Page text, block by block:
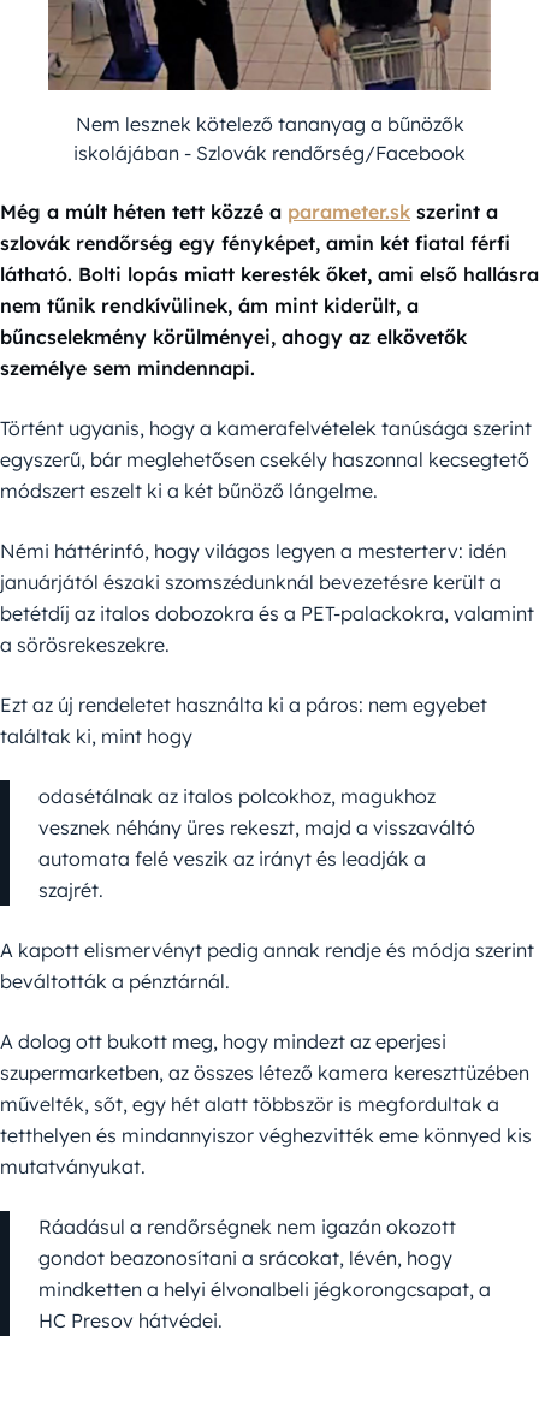
Nem lesznek kötelező tananyag a bűnözők
iskolájában - Szlovák rendőrség/Facebook
Még a múlt héten tett közzé a parameter.sk szerint a
szlovák rendőrség egy fényképet, amin két fiatal férfi
látható. Bolti lopás miatt keresték őket, ami első hallásra
nem tűnik rendkívülinek, ám mint kiderült, a
bűncselekmény körülményei, ahogy az elkövetők
személye sem mindennapi.
Történt ugyanis, hogy a kamerafelvételek tanúsága szerint
egyszerű, bár meglehetősen csekély haszonnal kecsegtető
módszert eszelt ki a két bűnöző lángelme.
Némi háttérinfó, hogy világos legyen a mesterterv: idén
januárjától északi szomszédunknál bevezetésre került a
betétdíj az italos dobozokra és a PET-palackokra, valamint
a sörösrekeszekre.
Ezt az új rendeletet használta ki a páros: nem egyebet
találtak ki, mint hogy
odasétálnak az italos polcokhoz, magukhoz
vesznek néhány üres rekeszt, majd a visszaváltó
automata felé veszik az irányt és leadják a
szajrét.
A kapott elismervényt pedig annak rendje és módja szerint
beváltották a pénztárnál.
A dolog ott bukott meg, hogy mindezt az eperjesi
szupermarketben, az összes létező kamera kereszttüzében
művelték, sőt, egy hét alatt többször is megfordultak a
tetthelyen és mindannyiszor véghezvitték eme könnyed kis
mutatványukat.
Ráadásul a rendőrségnek nem igazán okozott
gondot beazonosítani a srácokat, lévén, hogy
mindketten a helyi élvonalbeli jégkorongcsapat, a
HC Presov hátvédei.